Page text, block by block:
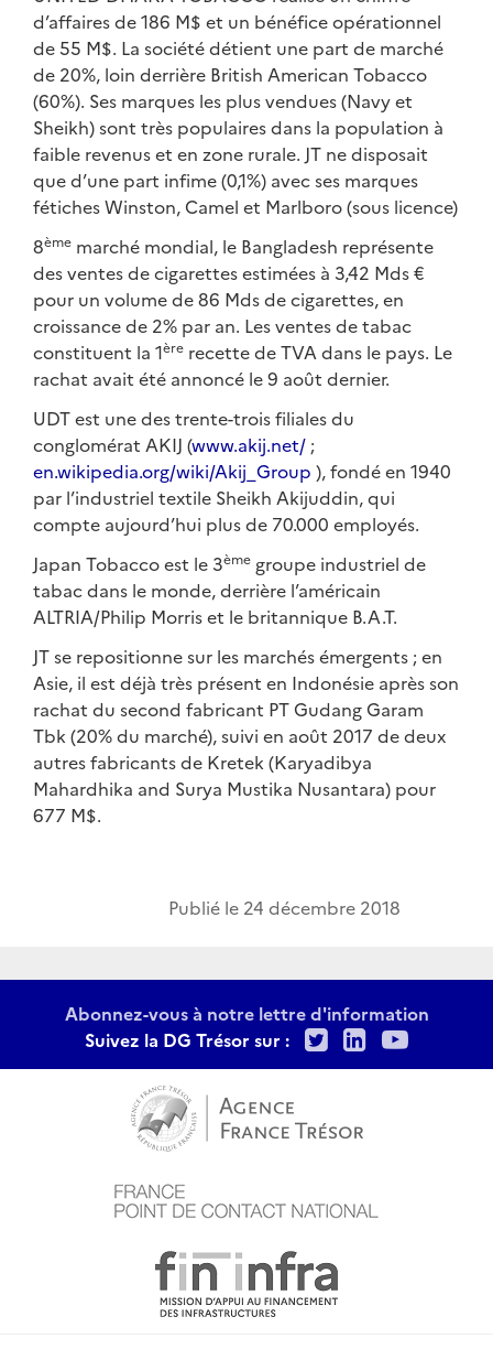
d’affaires de 186 M$ et un bénéfice opérationnel
de 55 M$. La société détient une part de marché
de 20%, loin derrière British American Tobacco
(60%). Ses marques les plus vendues (Navy et
Sheikh) sont très populaires dans la population à
faible revenus et en zone rurale. JT ne disposait
que d’une part infime (0,1%) avec ses marques
fétiches Winston, Camel et Marlboro (sous licence)
8ème marché mondial, le Bangladesh représente
des ventes de cigarettes estimées à 3,42 Mds €
pour un volume de 86 Mds de cigarettes, en
croissance de 2% par an. Les ventes de tabac
constituent la 1ère recette de TVA dans le pays. Le
rachat avait été annoncé le 9 août dernier.
UDT est une des trente-trois filiales du
conglomérat AKIJ (www.akij.net/ ;
en.wikipedia.org/wiki/Akij_Group ), fondé en 1940
par l’industriel textile Sheikh Akijuddin, qui
compte aujourd’hui plus de 70.000 employés.
Japan Tobacco est le 3ème groupe industriel de
tabac dans le monde, derrière l’américain
ALTRIA/Philip Morris et le britannique B.A.T.
JT se repositionne sur les marchés émergents ; en
Asie, il est déjà très présent en Indonésie après son
rachat du second fabricant PT Gudang Garam
Tbk (20% du marché), suivi en août 2017 de deux
autres fabricants de Kretek (Karyadibya
Mahardhika and Surya Mustika Nusantara) pour
677 M$.
Publié le 24 décembre 2018
Abonnez-vous à notre lettre d'information
Suivez la DG Trésor sur :
TwitterLinkedIn